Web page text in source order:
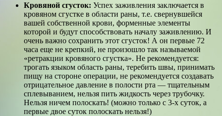
Кровяной сгусток: Успех заживления заключается в
кровяном сгустке в области раны, т.е. свернувшейся
вашей собственной крови, форменные элементы
которой и будут способствовать началу заживлению. И
очень важно сохранить этот сгусток! А он первые 72
часа еще не крепкий, не произошло так называемой
«ретракции кровяного сгустка». Не рекомендуется:
трогать языком область раны, теребить швы, принимать
пищу на стороне операции, не рекомендуется создавать
отрицательное давление в полости рта — тщательным
сплевыванием, нельзя пить жидкость через трубочку.
Нельзя ничем полоскать! (можно только с 3-х суток, а
первые двое суток полоскать нельзя!)